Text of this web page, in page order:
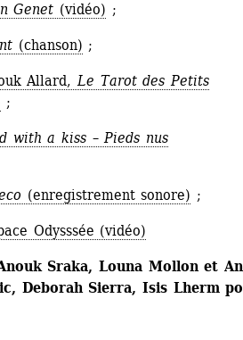
Genet (vidéo) ;
(chanson) ;
Allard, Le Tarot des Petits
;
with a kiss – Pieds nus
(enregistrement sonore) ;
Odysssée (vidéo)
Sraka, Louna Mollon et
Deborah Sierra, Isis Lherm